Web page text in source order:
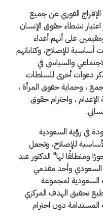
الفوري عن جميع
اعتبار نشطاء حقوق الإنسان
على أنهم أعداء
للإصلاح، وكتاباتهم
والسياسي في
دعوات أخرى للسلطات
، وحماية حقوق المرأة ،
الإعدام ، واحترام حقوق
في رؤية السعودية
للإصلاح، وتجعل
ومنطلقًا لها" الدكتور عبد
السعودي وأحد مقدمي
السعودية لمجموعة
تحقيق الهدف المركزي
المستدامة دون احترام